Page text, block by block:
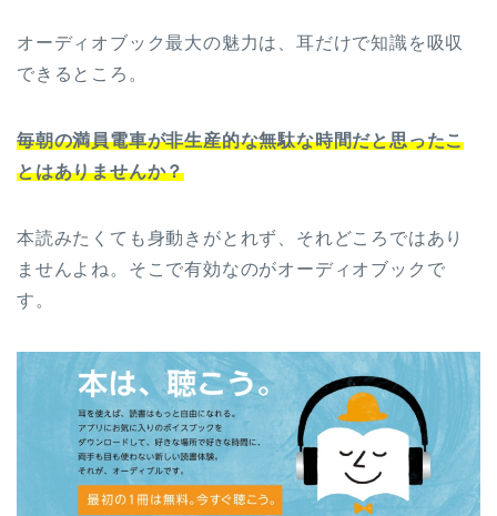
オーディオブック最大の魅力は、耳だけで知識を吸収
できるところ。
毎朝の満員電車が非生産的な無駄な時間だと思ったこ
とはありませんか？
本読みたくても身動きがとれず、それどころではあり
ませんよね。そこで有効なのがオーディオブックで
す。